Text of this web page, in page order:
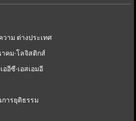
วาม ต่างประเทศ
คม-โลจิสติกส์
ออีซี-เอสเอมอี
การยุติธรรม